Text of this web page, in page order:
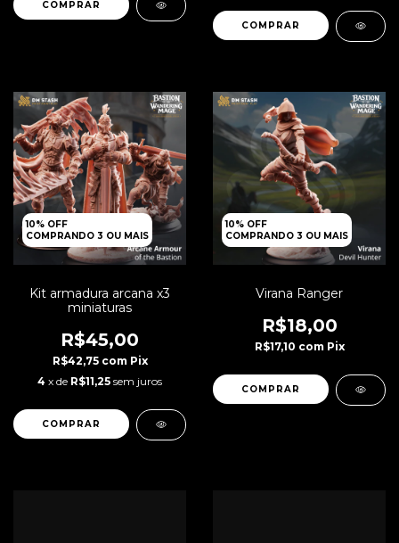
10% OFF
COMPRANDO 3 OU MAIS
Kit armadura arcana x3
miniaturas
R$45,00
R$42,75 com Pix
4 x de R$11,25 sem juros
10% OFF
COMPRANDO 3 OU MAIS
Virana Ranger
R$18,00
R$17,10 com Pix